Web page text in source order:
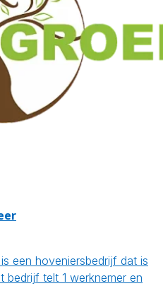
een hoveniersbedrijf dat is
bedrijf telt 1 werknemer en